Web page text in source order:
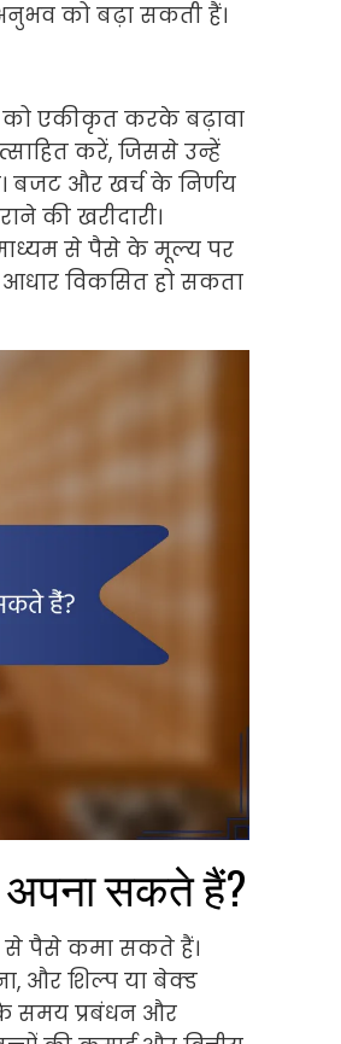
को बढ़ा सकती हैं।
को एकीकृत करके बढ़ावा
करें, जिससे उन्हें
बजट और खर्च के निर्णय
की खरीदारी।
से पैसे के मूल्य पर
आधार विकसित हो सकता
अपना सकते हैं?
से पैसे कमा सकते हैं।
और शिल्प या बेक्ड
समय प्रबंधन और